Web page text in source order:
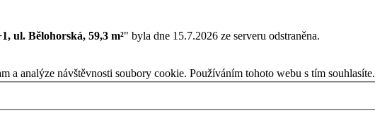
ul. Bělohorská, 59,3 m²" byla dne 15.7.2026 ze serveru odstraněna.
a analýze návštěvnosti soubory cookie. Používáním tohoto webu s tím souhlasíte.